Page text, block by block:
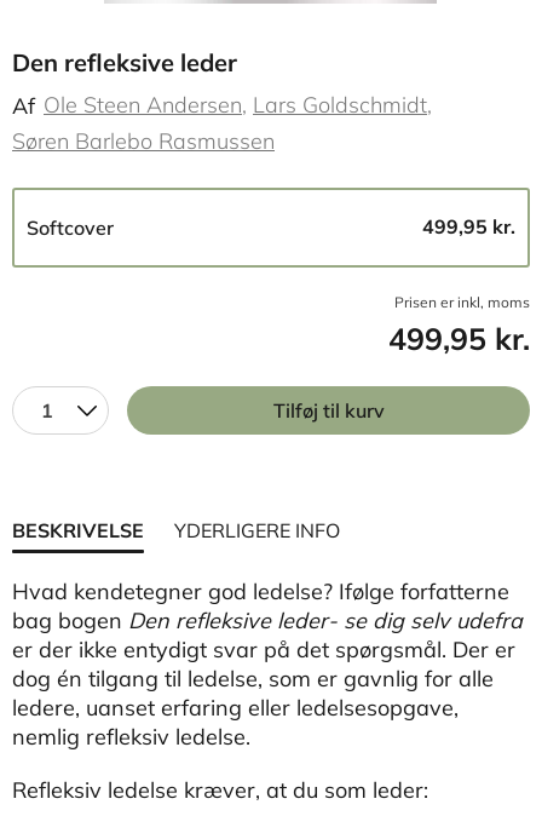
Den refleksive leder
Af Ole Steen Andersen Lars Goldschmidt
Søren Barlebo Rasmussen
Softcover 499,95 kr.
Prisen er inkl, moms
499,95 kr.
1 Tilføj til kurv
BESKRIVELSE YDERLIGERE INFO
Hvad kendetegner god ledelse? Ifølge forfatterne
bag bogen Den refleksive leder- se dig selv udefra
er der ikke entydigt svar på det spørgsmål. Der er
dog én tilgang til ledelse, som er gavnlig for alle
ledere, uanset erfaring eller ledelsesopgave,
nemlig refleksiv ledelse.
Refleksiv ledelse kræver, at du som leder: